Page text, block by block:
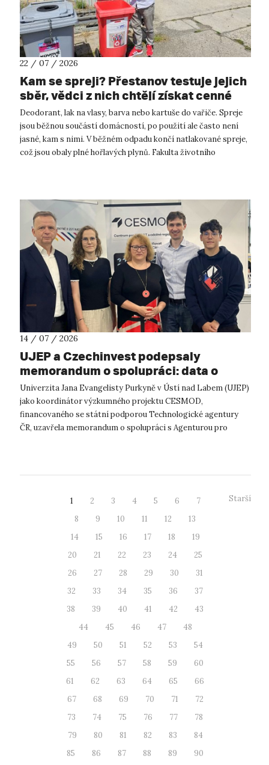
22 / 07 / 2026
Kam se spreji? Přestanov testuje jejich
sběr, vědci z nich chtějí získat cenné
kovy
Deodorant, lak na vlasy, barva nebo kartuše do vařiče. Spreje
jsou běžnou součástí domácností, po použití ale často není
jasné, kam s nimi. V běžném odpadu končí natlakované spreje,
což jsou obaly plné hořlavých plynů. Fakulta životního
14 / 07 / 2026
UJEP a Czechinvest podepsaly
memorandum o spolupráci: data o
podnikatelském prostředí posílí
výzkum CESMOD
Univerzita Jana Evangelisty Purkyně v Ústí nad Labem (UJEP)
jako koordinátor výzkumného projektu CESMOD,
financovaného se státní podporou Technologické agentury
ČR, uzavřela memorandum o spolupráci s Agenturou pro
1 2 3 4 5 6
7
8
9 10 11 12
13
14
15 16 17 18
19
20
21 22 23 24
25
26
27 28 29 30
31
32
33 34 35 36
37
38
39 40 41 42
43
44
45 46 47
48
49
50 51 52 53
54
55
56 57 58 59
60
61
62 63 64 65
66
67
68 69 70 71
72
73
74 75 76 77
78
79
80 81 82 83
84
85
86 87 88 89
90
Starší